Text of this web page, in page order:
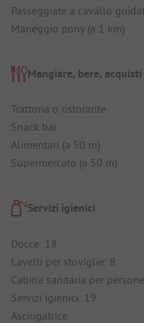
Passeggiate a cavallo
Maneggio pony (a 1 km)
Mangiare, bere, acquisti
Trattoria o ristorante
Snack bar
Alimentari (a 50 m)
Supermercato (a 50 m)
Servizi igienici
Docce: 18
Lavelli per stoviglie: 8
Cabina sanitaria per
Servizi igienici: 19
Asciugatrice